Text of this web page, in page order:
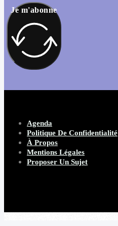
Je m'abonne
Agenda
Politique De Confidentialité
À Propos
Mentions Légales
Proposer Un Sujet